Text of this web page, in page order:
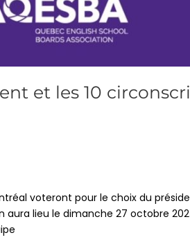
et les 10
voteront pour le choix du
lieu le dimanche 27 octobre